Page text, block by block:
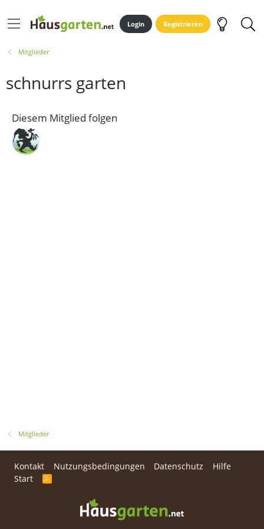
Login Registrieren
Mitglieder
schnurrs garten
Diesem Mitglied folgen
Mitglieder
Kontakt Nutzungsbedingungen Datenschutz
Hilfe
Start
R